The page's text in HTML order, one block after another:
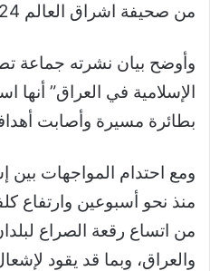
من صحيفة اشراق العالم 24:[ad_1]
وأوضح بيان نشرته جماعة
الإسلامية في العراق”
بطائرة مسيرة وأصابت
ومع احتدام المواجهات بين
منذ نحو أسبوعين وارتفاع
من اتساع رقعة الصراع
والعراق، وبما قد يقود